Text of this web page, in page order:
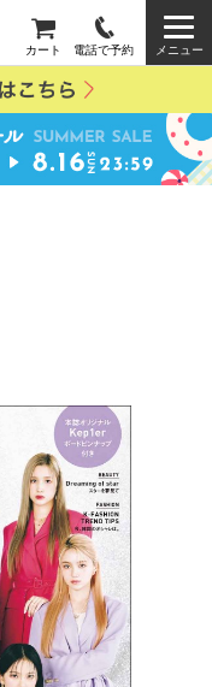
カート 電話で予約 メニュー